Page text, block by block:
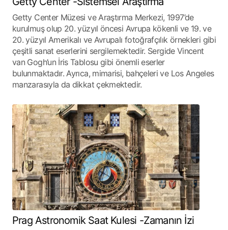
Getty Center Müzesi ve Araştırma Merkezi, 1997’de
kurulmuş olup 20. yüzyıl öncesi Avrupa kökenli ve 19. ve
20. yüzyıl Amerikalı ve Avrupalı fotoğrafçılık örnekleri gibi
çeşitli sanat eserlerini sergilemektedir. Sergide Vincent
van Gogh’un İris Tablosu gibi önemli eserler
bulunmaktadır. Ayrıca, mimarisi, bahçeleri ve Los Angeles
manzarasıyla da dikkat çekmektedir.
Prag Astronomik Saat Kulesi -Zamanın İzi